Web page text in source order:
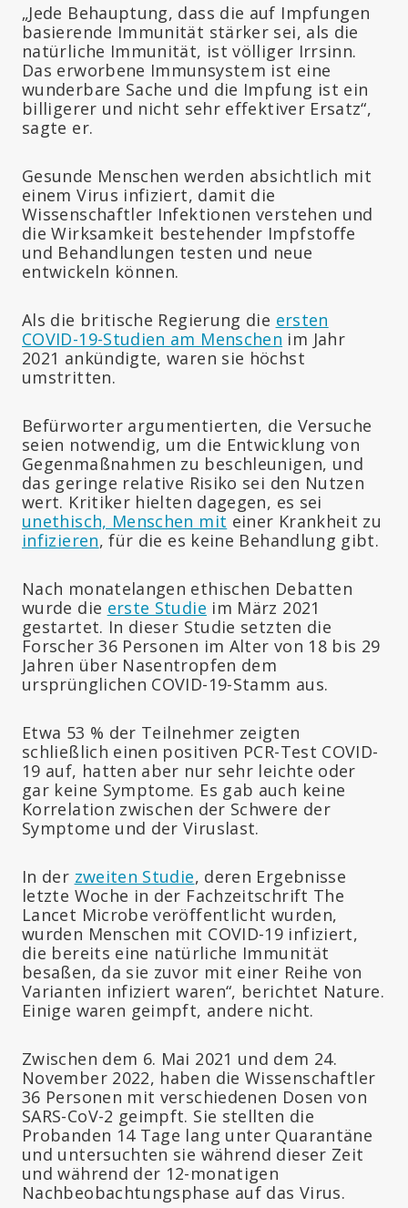
„Jede Behauptung, dass die auf Impfungen
basierende Immunität stärker sei, als die
natürliche Immunität, ist völliger Irrsinn.
Das erworbene Immunsystem ist eine
wunderbare Sache und die Impfung ist ein
billigerer und nicht sehr effektiver Ersatz“,
sagte er.
Gesunde Menschen werden absichtlich mit
einem Virus infiziert, damit die
Wissenschaftler Infektionen verstehen und
die Wirksamkeit bestehender Impfstoffe
und Behandlungen testen und neue
entwickeln können.
Als die britische Regierung die ersten
COVID-19-Studien am Menschen im Jahr
2021 ankündigte, waren sie höchst
umstritten.
Befürworter argumentierten, die Versuche
seien notwendig, um die Entwicklung von
Gegenmaßnahmen zu beschleunigen, und
das geringe relative Risiko sei den Nutzen
wert. Kritiker hielten dagegen, es sei
unethisch, Menschen mit einer Krankheit zu
infizieren, für die es keine Behandlung gibt.
Nach monatelangen ethischen Debatten
wurde die erste Studie im März 2021
gestartet. In dieser Studie setzten die
Forscher 36 Personen im Alter von 18 bis 29
Jahren über Nasentropfen dem
ursprünglichen COVID-19-Stamm aus.
Etwa 53 % der Teilnehmer zeigten
schließlich einen positiven PCR-Test COVID-
19 auf, hatten aber nur sehr leichte oder
gar keine Symptome. Es gab auch keine
Korrelation zwischen der Schwere der
Symptome und der Viruslast.
In der zweiten Studie, deren Ergebnisse
letzte Woche in der Fachzeitschrift The
Lancet Microbe veröffentlicht wurden,
wurden Menschen mit COVID-19 infiziert,
die bereits eine natürliche Immunität
besaßen, da sie zuvor mit einer Reihe von
Varianten infiziert waren“, berichtet Nature.
Einige waren geimpft, andere nicht.
Zwischen dem 6. Mai 2021 und dem 24.
November 2022, haben die Wissenschaftler
36 Personen mit verschiedenen Dosen von
SARS-CoV-2 geimpft. Sie stellten die
Probanden 14 Tage lang unter Quarantäne
und untersuchten sie während dieser Zeit
und während der 12-monatigen
Nachbeobachtungsphase auf das Virus.